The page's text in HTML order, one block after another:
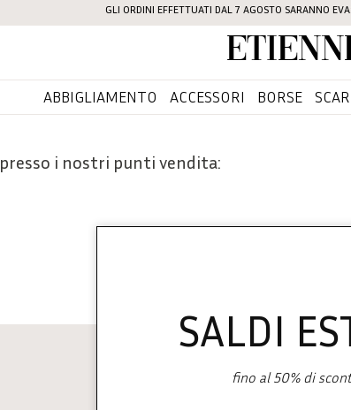
GLI ORDINI EFFETTUATI DAL 7 AGOSTO SARANNO
ABBIGLIAMENTO ACCESSORI BORSE
i nostri punti vendita:
SALDI
fino al 50% di